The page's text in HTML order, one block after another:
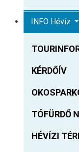
INFO Hévíz
KÉRDŐÍV
TÓFÜRDŐ
HÉVÍZI